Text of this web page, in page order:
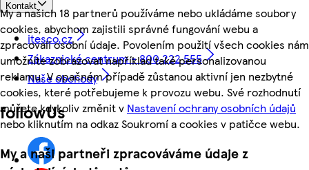
My a našich 18 partnerů používáme nebo ukládáme soubory
cookies, abychom zajistili správné fungování webu a
zpracovali osobní údaje. Povolením použití všech cookies nám
umožníte zobrazovat například také personalizovanou
reklamu. V opačném případě zůstanou aktivní jen nezbytné
cookies, které potřebujeme k provozu webu. Své rozhodnutí
můžete kdykoliv změnit v Nastavení ochrany osobních údajů
nebo kliknutím na odkaz Soukromí a cookies v patičce webu.
My a naši partneři zpracováváme údaje z
Kontakt
itesco.cz
Zákaznické centrum - 800 222 555
Naše obchody
followUs